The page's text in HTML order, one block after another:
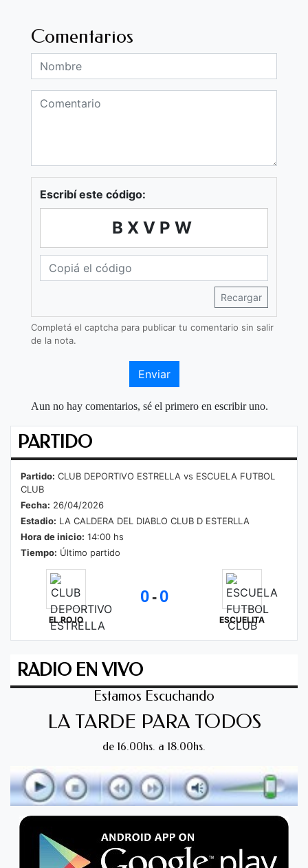
Comentarios
Escribí este código:
BXVPW
Recargar
Completá el captcha para publicar tu comentario sin salir
de la nota.
Enviar
Aun no hay comentarios, sé el primero en escribir uno.
PARTIDO
Partido: CLUB DEPORTIVO ESTRELLA vs ESCUELA FUTBOL
CLUB
Fecha: 26/04/2026
Estadio: LA CALDERA DEL DIABLO CLUB D ESTERLLA
Hora de inicio: 14:00 hs
Tiempo: Último partido
EL ROJO
0- 0
ESCUELITA
RADIO EN VIVO
Estamos Escuchando
LA TARDE PARA TODOS
de 16.00hs. a 18.00hs.